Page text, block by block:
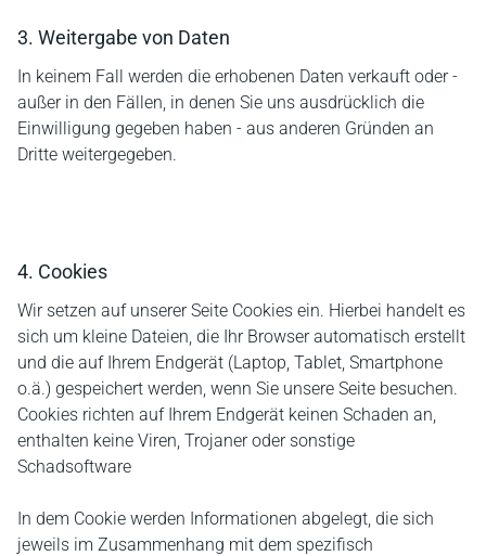
3. Weitergabe von Daten
In keinem Fall werden die erhobenen Daten verkauft oder -
außer in den Fällen, in denen Sie uns ausdrücklich die
Einwilligung gegeben haben - aus anderen Gründen an
Dritte weitergegeben.
4. Cookies
Wir setzen auf unserer Seite Cookies ein. Hierbei handelt es
sich um kleine Dateien, die Ihr Browser automatisch erstellt
und die auf Ihrem Endgerät (Laptop, Tablet, Smartphone
o.ä.) gespeichert werden, wenn Sie unsere Seite besuchen.
Cookies richten auf Ihrem Endgerät keinen Schaden an,
enthalten keine Viren, Trojaner oder sonstige
Schadsoftware
In dem Cookie werden Informationen abgelegt, die sich
jeweils im Zusammenhang mit dem spezifisch